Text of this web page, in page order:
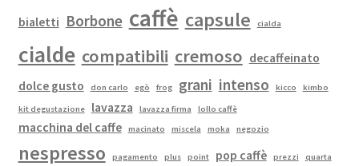
bialetti Borbone caffè capsule cialda
cialde compatibili cremoso decaffeinato
dolce gusto
don carlo egò frog grani intenso kicco kimbo
kit degustazione lavazza lavazza firma lollo caffè
macchina del caffe macinato miscela moka negozio
nespresso pagamento plus point pop caffè prezzi quarta